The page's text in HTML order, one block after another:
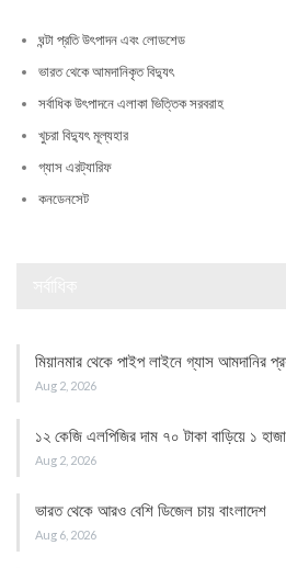
ঘন্টা প্রতি উৎপাদন এবং লোডশেড
ভারত থেকে আমদানিকৃত বিদ্যুৎ
সর্বাধিক উৎপাদনে এলাকা ভিত্তিক সরবরাহ
খুচরা বিদ্যুৎ মূল্যহার
গ্যাস এরট্যারিফ
কনডেনসেট
মিয়ানমার থেকে পাইপ লাইনে গ্যাস আমদানির
Aug 2, 2026
১২ কেজি এলপিজির দাম ৭০ টাকা বাড়িয়ে ১
Aug 2, 2026
ভারত থেকে আরও বেশি ডিজেল চায় বাংলাদেশ
Aug 6, 2026